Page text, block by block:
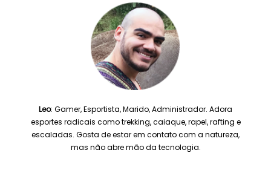
Leo: Gamer, Esportista, Marido, Administrador. Adora
esportes radicais como trekking, caiaque, rapel, rafting e
escaladas. Gosta de estar em contato com a natureza,
mas não abre mão da tecnologia.